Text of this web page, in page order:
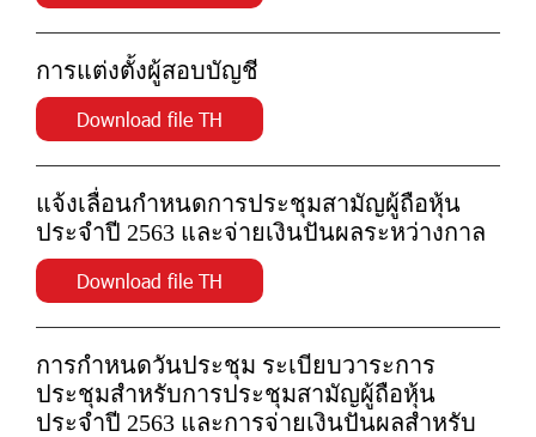
การแต่งตั้งผู้สอบบัญชี
Download file TH
แจ้งเลื่อนกำหนดการประชุมสามัญผู้ถือหุ้น
ประจำปี 2563 และจ่ายเงินปันผลระหว่างกาล
Download file TH
การกำหนดวันประชุม ระเบียบวาระการ
ประชุมสำหรับการประชุมสามัญผู้ถือหุ้น
ประจำปี 2563 และการจ่ายเงินปันผลสำหรับ